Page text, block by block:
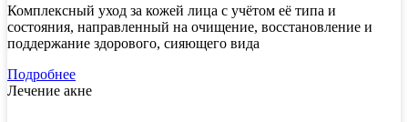
Комплексный уход за кожей лица с учётом её типа и
состояния, направленный на очищение, восстановление и
поддержание здорового, сияющего вида
Подробнее
Лечение акне